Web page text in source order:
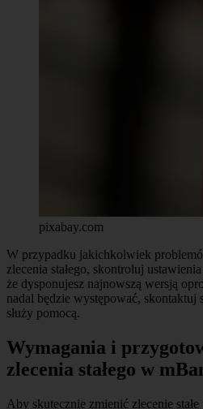
pixabay.com
W przypadku jakichkolwiek
zlecenia stałego, skontroluj
że dysponujesz najnowszą wersją
nadal będzie występować, skontaktuj
służy pomocą.
Wymagania i
zlecenia stałego w
Aby skutecznie zmienić zlecenie